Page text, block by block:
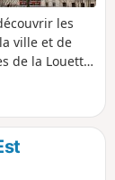
les
ville et de
de la Louette
de plus)
le mérite.